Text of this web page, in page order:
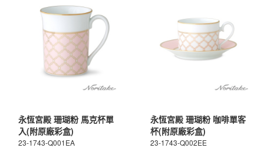
永恆宮殿 珊瑚粉 馬克杯單
入(附原廠彩盒)
23-1743-Q001EA
永恆宮殿 珊瑚粉 咖啡單客
杯(附原廠彩盒)
23-1743-Q002EE